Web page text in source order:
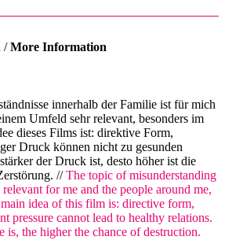
/More Information
innerhalb der Familie ist für mich
Umfeld sehr relevant, besonders im
dieses Films ist: direktive Form,
Druck können nicht zu gesunden
der Druck ist, desto höher ist die
//The topic of misunderstanding
for me and the people around me,
idea of this film is: directive form,
pressure cannot lead to healthy relations.
is, the higher the chance of destruction.